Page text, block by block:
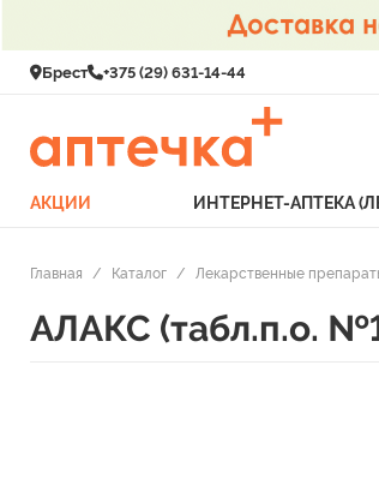
Брест +375 (29) 631-14-44
АКЦИИ ИНТЕРНЕТ-АПТЕКА
Главная / Каталог / Лекарственные
АЛАКС (табл.п.о.